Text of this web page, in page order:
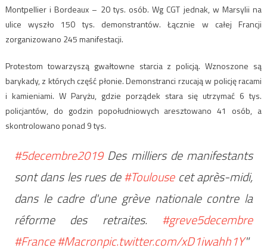
Montpellier i Bordeaux – 20 tys. osób. Wg CGT jednak, w Marsylii na
ulice wyszło 150 tys. demonstrantów. Łącznie w całej Francji
zorganizowano 245 manifestacji.
Protestom towarzyszą gwałtowne starcia z policją. Wznoszone są
barykady, z których część płonie. Demonstranci rzucają w policję racami
i kamieniami. W Paryżu, gdzie porządek stara się utrzymać 6 tys.
policjantów, do godzin popołudniowych aresztowano 41 osób, a
skontrolowano ponad 9 tys.
#5decembre2019Des milliers de manifestants
sont dans les rues de#Toulousecet après-midi,
dans le cadre d'une grève nationale contre la
réforme des retraites. #greve5decembre
#France#Macronpic.twitter.com/xD1iwahh1Y"